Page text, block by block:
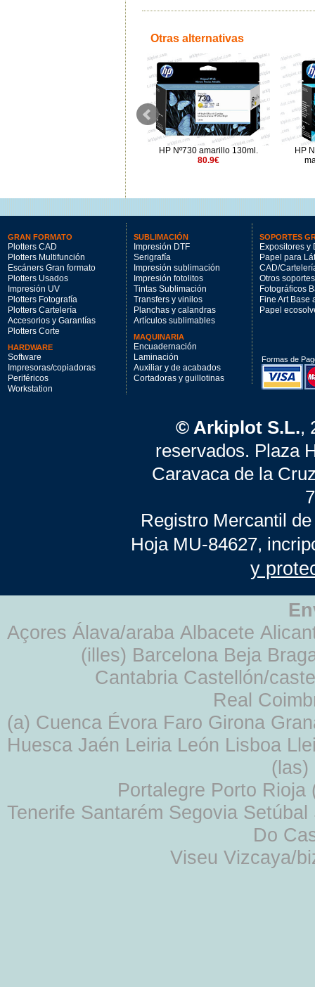
Otras alternativas
HP Nº730 amarillo 130ml.
80.9€
HP
GRAN FORMATO
Plotters CAD
Plotters Multifunción
Escáners Gran formato
Plotters Usados
Impresión UV
Plotters Fotografía
Plotters Cartelería
Accesorios y Garantías
Plotters Corte
HARDWARE
Software
Impresoras/copiadoras
Periféricos
Workstation
SUBLIMACIÓN
Impresión DTF
Serigrafía
Impresión sublimación
Impresión fotolitos
Tintas Sublimación
Transfers y vinilos
Planchas y calandras
Artículos sublimables
MAQUINARIA
Encuadernación
Laminación
Auxiliar y de acabados
Cortadoras y guillotinas
SOPORTES
Expositores y
Papel para
CAD/
Otros soportes
Fotográficos
Fine Art Base
Papel
Formas de
© Arkiplot S.L.,
reservados. Plaza
Caravaca de la
Registro Mercantil
Hoja MU-84627,
y
Açores Álava/araba Albacete
(illes) Barcelona Beja
Cantabria Castellón/
Real
(a) Cuenca Évora Faro Girona
Huesca Jaén Leiria León Lisboa
Portalegre Porto
Tenerife Santarém Segovia
Do
Viseu Vizcaya/